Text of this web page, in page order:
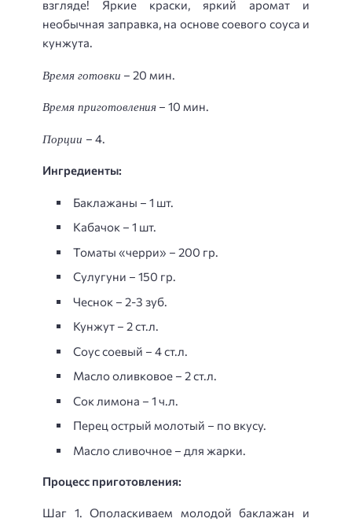
взгляде! Яркие краски, яркий аромат и
необычная заправка, на основе соевого соуса и
кунжута.
Время готовки – 20 мин.
Время приготовления – 10 мин.
Порции – 4.
Ингредиенты:
Баклажаны – 1 шт.
Кабачок – 1 шт.
Томаты «черри» – 200 гр.
Сулугуни – 150 гр.
Чеснок – 2-3 зуб.
Кунжут – 2 ст.л.
Соус соевый – 4 ст.л.
Масло оливковое – 2 ст.л.
Сок лимона – 1 ч.л.
Перец острый молотый – по вкусу.
Масло сливочное – для жарки.
Процесс приготовления:
Шаг 1. Ополаскиваем молодой баклажан и